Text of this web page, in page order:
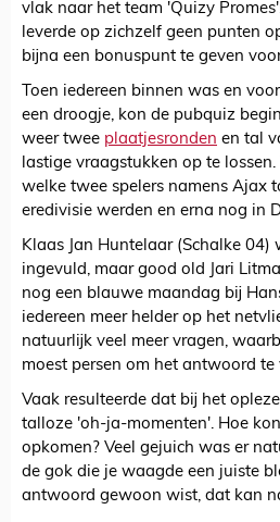
vlak naar het team 'Quizy
leverde op zichzelf geen punten
bijna een bonuspunt te geven
Toen iedereen binnen was en
een droogje, kon de pubquiz
weer twee plaatjesronden en tal
lastige vraagstukken op te
welke twee spelers namens Ajax
eredivisie werden en erna nog in
Klaas Jan Huntelaar (Schalke 04)
ingevuld, maar good old Jari
nog een blauwe maandag bij
iedereen meer helder op het
natuurlijk veel meer vragen,
moest persen om het antwoord te
Vaak resulteerde dat bij het
talloze 'oh-ja-momenten'. Hoe
opkomen? Veel gejuich was er
de gok die je waagde een juiste
antwoord gewoon wist, dat kan